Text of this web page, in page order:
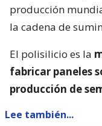
producción
la cadena de
El polisilicio es la
fabricar paneles
producción de
Lee también...